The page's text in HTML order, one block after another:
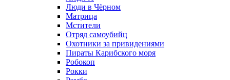
Люди в Чёрном
Матрица
Мстители
Отряд самоубийц
Охотники за привидениями
Пираты Карибского моря
Робокоп
Рокки